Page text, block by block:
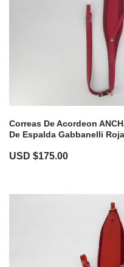
Correas De Acordeon
De Espalda Gabbanelli
USD $175.00